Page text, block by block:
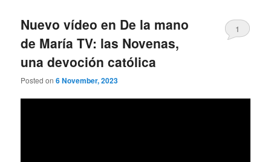
Nuevo vídeo en De la mano
de María TV: las Novenas,
una devoción católica
Posted on6 November, 2023
1